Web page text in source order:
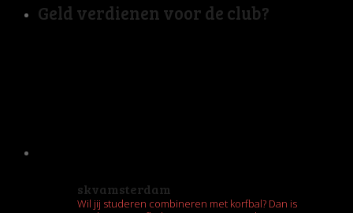
Geld verdienen voor de club?
skvamsterdam
Wil jij studeren combineren met korfbal? Dan is